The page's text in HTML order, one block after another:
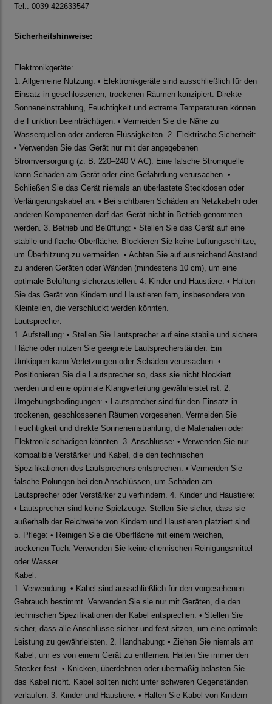
Tel.: 0039 422633547
Sicherheitshinweise:
Elektronikgeräte:
1. Allgemeine Nutzung: • Elektronikgeräte sind ausschließlich für den
Einsatz in geschlossenen, trockenen Räumen konzipiert. Direkte
Sonneneinstrahlung, Feuchtigkeit und extreme Temperaturen können
die Funktion beeinträchtigen. • Vermeiden Sie die Nähe zu
Wasserquellen oder anderen Flüssigkeiten. 2. Elektrische Sicherheit:
• Verwenden Sie das Gerät nur mit der angegebenen
Stromversorgung (z. B. 220–240 V AC). Eine falsche Stromquelle
kann Schäden am Gerät oder eine Gefährdung verursachen. •
Schließen Sie das Gerät niemals an überlastete Steckdosen oder
Verlängerungskabel an. • Bei sichtbaren Schäden an Netzkabeln oder
anderen Komponenten darf das Gerät nicht in Betrieb genommen
werden. 3. Betrieb und Belüftung: • Stellen Sie das Gerät auf eine
stabile und flache Oberfläche. Blockieren Sie keine Lüftungsschlitze,
um Überhitzung zu vermeiden. • Achten Sie auf ausreichend Abstand
zu anderen Geräten oder Wänden (mindestens 10 cm), um eine
optimale Belüftung sicherzustellen. 4. Kinder und Haustiere: • Halten
Sie das Gerät von Kindern und Haustieren fern, insbesondere von
Kleinteilen, die verschluckt werden könnten.
Lautsprecher:
1. Aufstellung: • Stellen Sie Lautsprecher auf eine stabile und sichere
Fläche oder nutzen Sie geeignete Lautsprecherständer. Ein
Umkippen kann Verletzungen oder Schäden verursachen. •
Positionieren Sie die Lautsprecher so, dass sie nicht blockiert
werden und eine optimale Klangverteilung gewährleistet ist. 2.
Umgebungsbedingungen: • Lautsprecher sind für den Einsatz in
trockenen, geschlossenen Räumen vorgesehen. Vermeiden Sie
Feuchtigkeit und direkte Sonneneinstrahlung, die Materialien oder
Elektronik schädigen könnten. 3. Anschlüsse: • Verwenden Sie nur
kompatible Verstärker und Kabel, die den technischen
Spezifikationen des Lautsprechers entsprechen. • Vermeiden Sie
falsche Polungen bei den Anschlüssen, um Schäden am
Lautsprecher oder Verstärker zu verhindern. 4. Kinder und Haustiere:
• Lautsprecher sind keine Spielzeuge. Stellen Sie sicher, dass sie
außerhalb der Reichweite von Kindern und Haustieren platziert sind.
5. Pflege: • Reinigen Sie die Oberfläche mit einem weichen,
trockenen Tuch. Verwenden Sie keine chemischen Reinigungsmittel
oder Wasser.
Kabel:
1. Verwendung: • Kabel sind ausschließlich für den vorgesehenen
Gebrauch bestimmt. Verwenden Sie sie nur mit Geräten, die den
technischen Spezifikationen der Kabel entsprechen. • Stellen Sie
sicher, dass alle Anschlüsse sicher und fest sitzen, um eine optimale
Leistung zu gewährleisten. 2. Handhabung: • Ziehen Sie niemals am
Kabel, um es von einem Gerät zu entfernen. Halten Sie immer den
Stecker fest. • Knicken, überdehnen oder übermäßig belasten Sie
das Kabel nicht. Kabel sollten nicht unter schweren Gegenständen
verlaufen. 3. Kinder und Haustiere: • Halten Sie Kabel von Kindern